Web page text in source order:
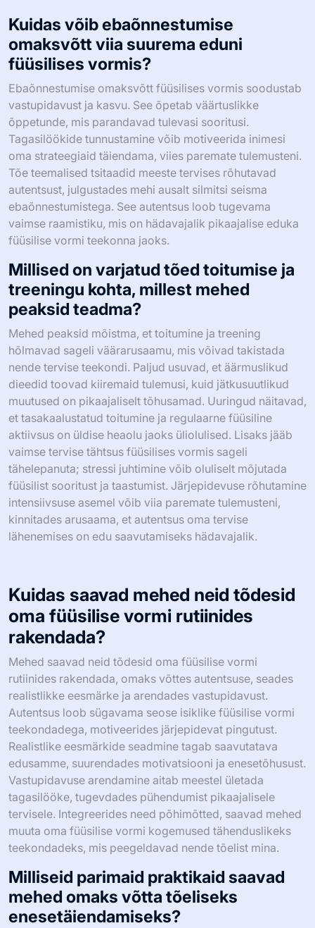
tähelepanuta, sealhulgas vaimse tervise tähtsus ja
taastumise roll. Autentsus füüsilise vormi teekondades
rõhutab, et edasiminek ei ole lineaarne; tagasilöögid on
osa kasvust. Lisaks võib toitumise rolli mõistmine
kaloritest kaugemale muuta sooritust ja tervise tulemusi.
Need teadmised võivad ümber kujundada mehe
lähenemist füüsilisele vormile, edendades terviklikumat
vaadet heaolule.
Kuidas võib ebaõnnestumise
omaksvõtt viia suurema eduni
füüsilises vormis?
Ebaõnnestumise omaksvõtt füüsilises vormis soodustab
vastupidavust ja kasvu. See õpetab väärtuslikke
õppetunde, mis parandavad tulevasi sooritusi.
Tagasilöökide tunnustamine võib motiveerida inimesi
oma strateegiaid täiendama, viies paremate tulemusteni.
Tõe teemalised tsitaadid meeste tervises rõhutavad
autentsust, julgustades mehi ausalt silmitsi seisma
ebaõnnestumistega. See autentsus loob tugevama
vaimse raamistiku, mis on hädavajalik pikaajalise eduka
füüsilise vormi teekonna jaoks.
Millised on varjatud tõed toitumise ja
treeningu kohta, millest mehed
peaksid teadma?
Mehed peaksid mõistma, et toitumine ja treening
hõlmavad sageli väärarusaamu, mis võivad takistada
nende tervise teekondi. Paljud usuvad, et äärmuslikud
dieedid toovad kiiremaid tulemusi, kuid jätkusuutlikud
muutused on pikaajaliselt tõhusamad. Uuringud näitavad,
vaimse tervise tähtsus füüsilises vormis sageli
tähelepanuta; stressi juhtimine võib oluliselt mõjutada
füüsilist sooritust ja taastumist. Järjepidevuse rõhutamine
intensiivsuse asemel võib viia paremate tulemusteni,
kinnitades arusaama, et autentsus oma tervise
lähenemises on edu saavutamiseks hädavajalik.
Kuidas saavad mehed neid tõdesid
oma füüsilise vormi rutiinides
rakendada?